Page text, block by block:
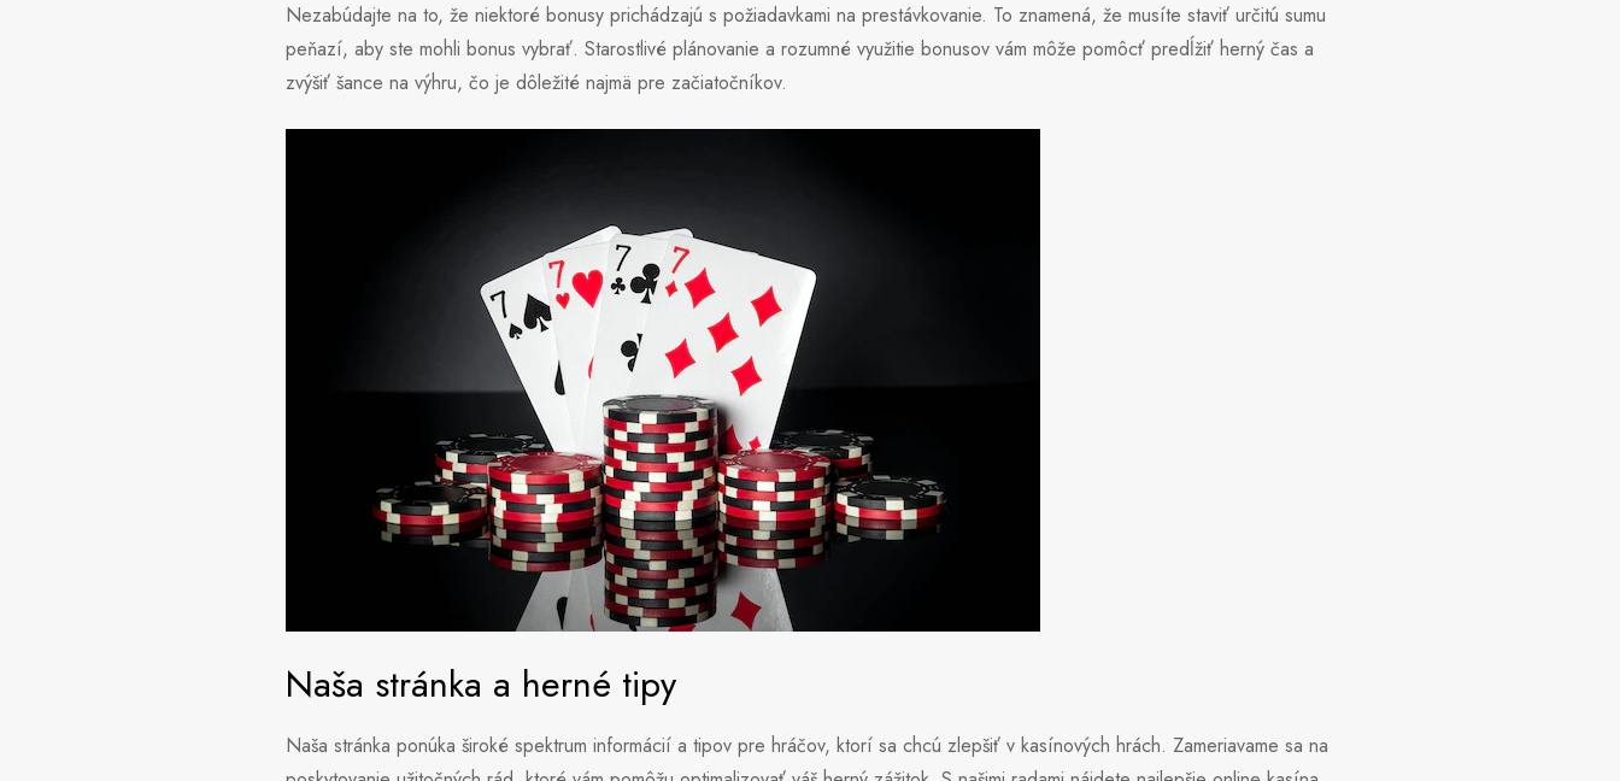
Nezabúdajte na to, že niektoré bonusy prichádzajú s požiadavkami na prestávkovanie. To znamená, že musíte staviť určitú sumu
peňazí, aby ste mohli bonus vybrať. Starostlivé plánovanie a rozumné využitie bonusov vám môže pomôcť predĺžiť herný čas a
zvýšiť šance na výhru, čo je dôležité najmä pre začiatočníkov.
Naša stránka a herné tipy
Naša stránka ponúka široké spektrum informácií a tipov pre hráčov, ktorí sa chcú zlepšiť v kasínových hrách. Zameriavame sa na